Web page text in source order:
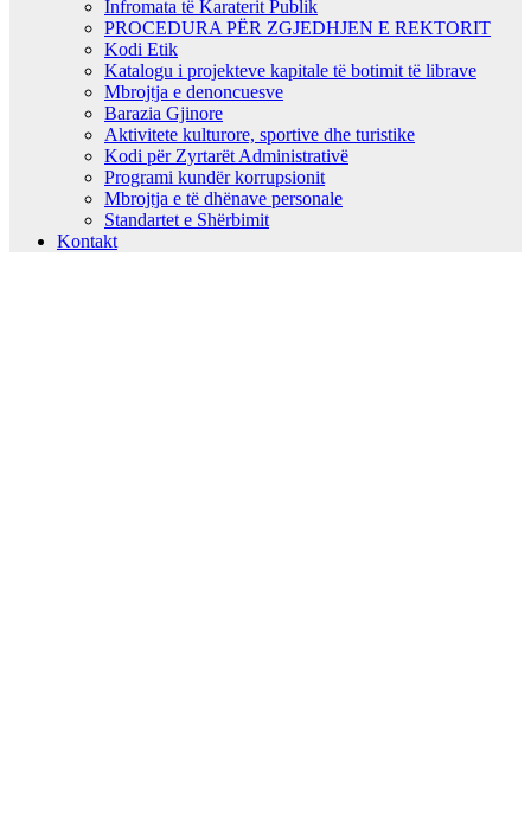
Infromata të Karaterit Publik
PROCEDURA PËR ZGJEDHJEN E REKTORIT
Kodi Etik
Katalogu i projekteve kapitale të botimit të librave
Mbrojtja e denoncuesve
Barazia Gjinore
Aktivitete kulturore, sportive dhe turistike
Kodi për Zyrtarët Administrativë
Programi kundër korrupsionit
Mbrojtja e të dhënave personale
Standartet e Shërbimit
Kontakt